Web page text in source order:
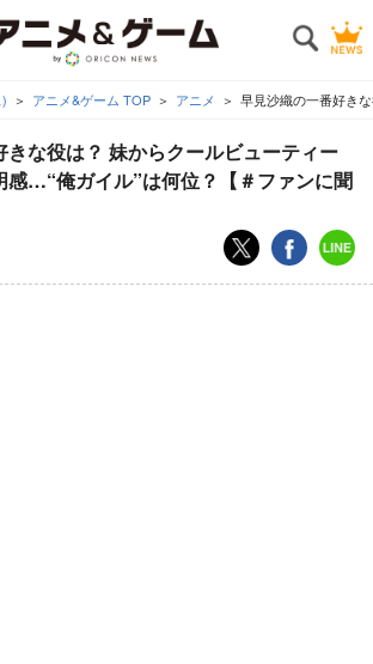
アニメ&ゲーム TOP アニメ 早見沙織の一番好き
きな役は？ 妹からクールビューティー
感…“俺ガイル”は何位？【＃ファンに聞